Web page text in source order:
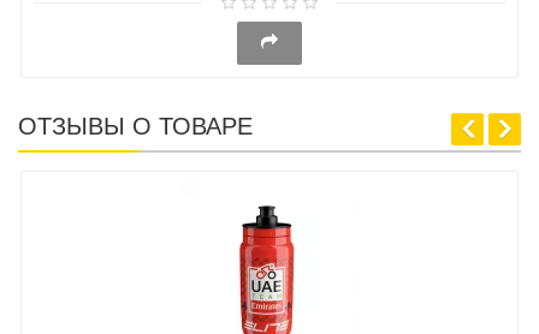
ОТЗЫВЫ О ТОВАРЕ